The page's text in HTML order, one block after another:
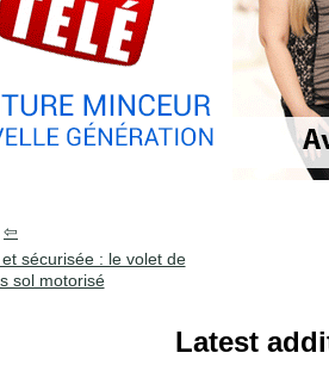
sécurisée : le volet de
sol motorisé
Latest